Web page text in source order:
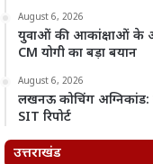
August 6, 2026
युवाओं की आकांक्षाओं के
CM योगी का बड़ा बयान
August 6, 2026
लखनऊ कोचिंग अग्निकांड:
SIT रिपोर्ट
उत्तराखंड